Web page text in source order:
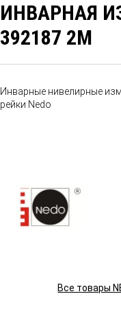
ИНВАРНАЯ
392187 2M
Инварные нивелирные
рейки Nedo
Все товары